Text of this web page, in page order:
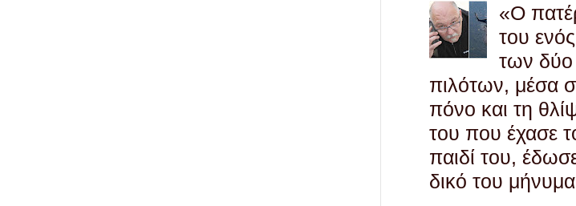
«Ο
του
των δύο
πιλότων, μέσα
πόνο και τη
του που έχασε
παιδί του,
δικό του μήνυμα